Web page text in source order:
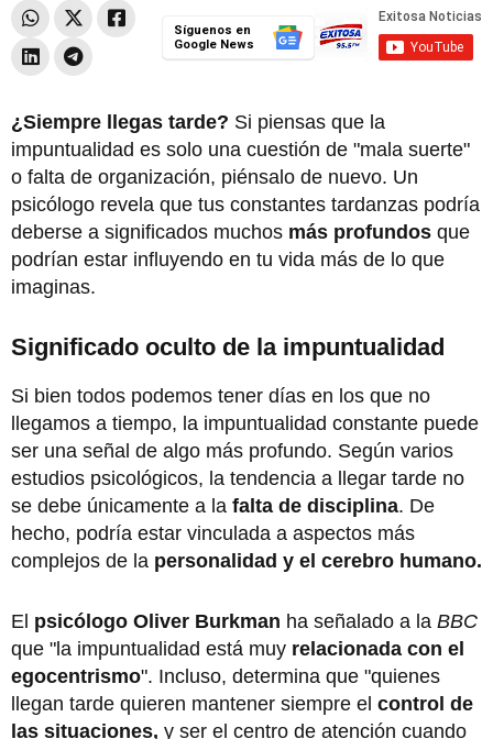
Síguenos en
Google News
¿Siempre llegas tarde? Si piensas que la
impuntualidad es solo una cuestión de "mala suerte"
o falta de organización, piénsalo de nuevo. Un
psicólogo revela que tus constantes tardanzas podría
deberse a significados muchos más profundos que
podrían estar influyendo en tu vida más de lo que
imaginas.
Significado oculto de la impuntualidad
Si bien todos podemos tener días en los que no
llegamos a tiempo, la impuntualidad constante puede
ser una señal de algo más profundo. Según varios
estudios psicológicos, la tendencia a llegar tarde no
se debe únicamente a la falta de disciplina. De
hecho, podría estar vinculada a aspectos más
complejos de la personalidad y el cerebro humano.
El psicólogo Oliver Burkman ha señalado a la BBC
que "la impuntualidad está muy relacionada con el
egocentrismo". Incluso, determina que "quienes
llegan tarde quieren mantener siempre el control de
las situaciones, y ser el centro de atención cuando